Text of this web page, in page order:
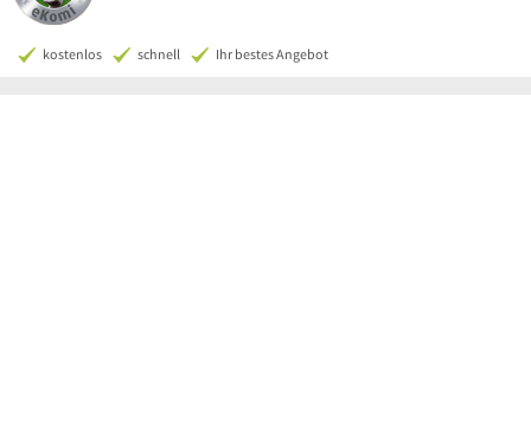
kostenlos schnell Ihr bestes Angebot